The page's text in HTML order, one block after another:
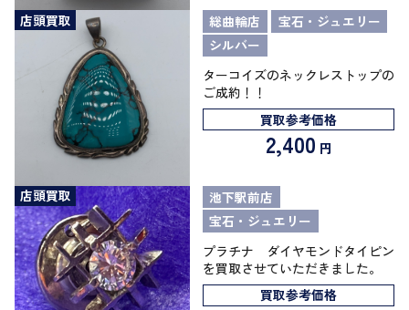
店頭買取 総曲輪店
宝石・ジュエリー
シルバー
ターコイズのネックレストップの
ご成約！！
買取参考価格
2,400 円
店頭買取
池下駅前店
宝石・ジュエリー
プラチナ ダイヤモンドタイピン
を買取させていただきました。
買取参考価格